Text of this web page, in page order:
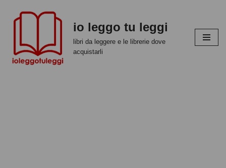
contenuto
io leggo tu leggi
libri da leggere e le librerie dove
acquistarli